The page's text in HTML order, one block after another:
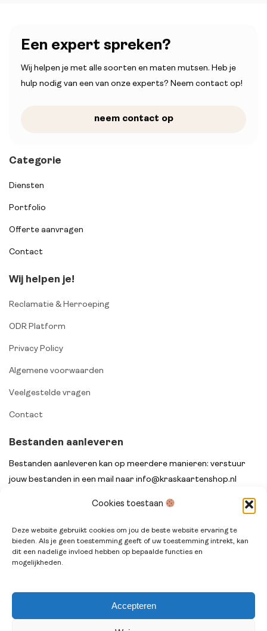
Cookies toestaan
Deze website gebruikt cookies om jou de beste website ervaring te
bieden. Als je geen toestemming geeft of uw toestemming intrekt, kan
dit een nadelige invloed hebben op bepaalde functies en
mogelijkheden.
Accepteren
Een expert spreken?
Wij helpen je met alle soorten en maten mutsen. Heb je
hulp nodig van een van onze experts? Neem contact op!
neem contact op
Categorie
Diensten
Portfolio
Offerte aanvragen
Contact
Wij helpen je!
Reclamatie & Herroeping
ODR Platform
Privacy Policy
Algemene voorwaarden
Veelgestelde vragen
Contact
Bestanden aanleveren
Bestanden aanleveren kan op meerdere manieren: verstuur
jouw bestanden in een mail naar info@kraskaartenshop.nl
WeTransfer.
© Kraskaartenshop.nl 2014 - 2026. All rights reserved.